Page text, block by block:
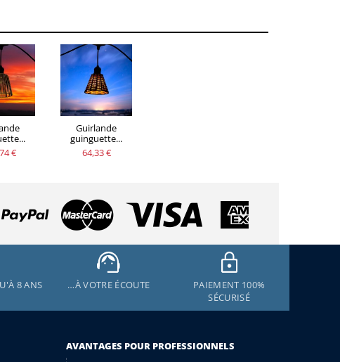
€
Guirlande
guinguette...
64,33 €
8 ANS …À VOTRE ÉCOUTE
PAIEMENT 100%
SÉCURISÉ
AVANTAGES POUR PROFESSIONNELS